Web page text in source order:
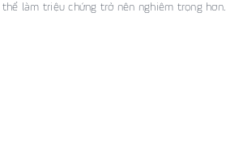
làm triệu chứng trở nên nghiêm trọng hơn.